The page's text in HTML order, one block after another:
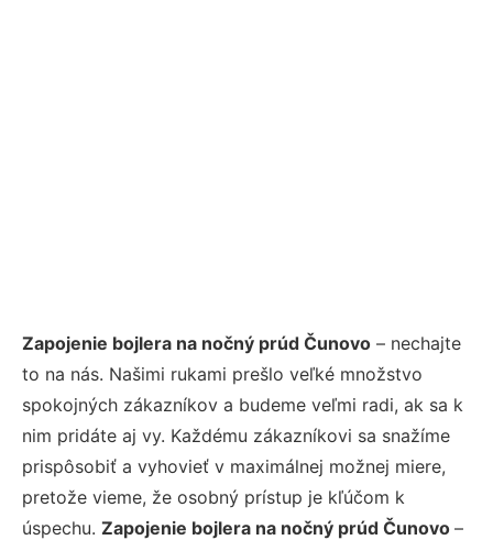
Zapojenie bojlera na nočný prúd Čunovo – nechajte
to na nás. Našimi rukami prešlo veľké množstvo
spokojných zákazníkov a budeme veľmi radi, ak sa k
nim pridáte aj vy. Každému zákazníkovi sa snažíme
prispôsobiť a vyhovieť v maximálnej možnej miere,
pretože vieme, že osobný prístup je kľúčom k
úspechu. Zapojenie bojlera na nočný prúd Čunovo –